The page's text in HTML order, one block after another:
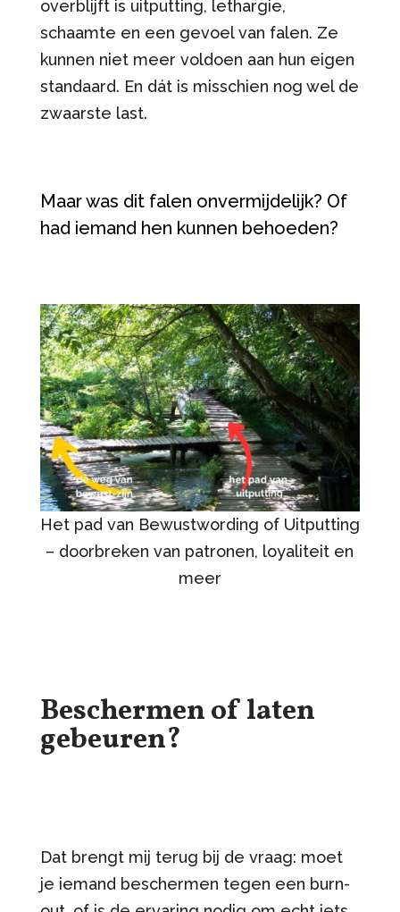
overblijft is uitputting, lethargie,
schaamte en een gevoel van falen. Ze
kunnen niet meer voldoen aan hun eigen
standaard. En dát is misschien nog wel de
zwaarste last.
Maar was dit falen onvermijdelijk? Of
had iemand hen kunnen behoeden?
Het pad van Bewustwording of Uitputting
– doorbreken van patronen, loyaliteit en
meer
Beschermen of laten
gebeuren?
Dat brengt mij terug bij de vraag: moet
je iemand beschermen tegen een burn-